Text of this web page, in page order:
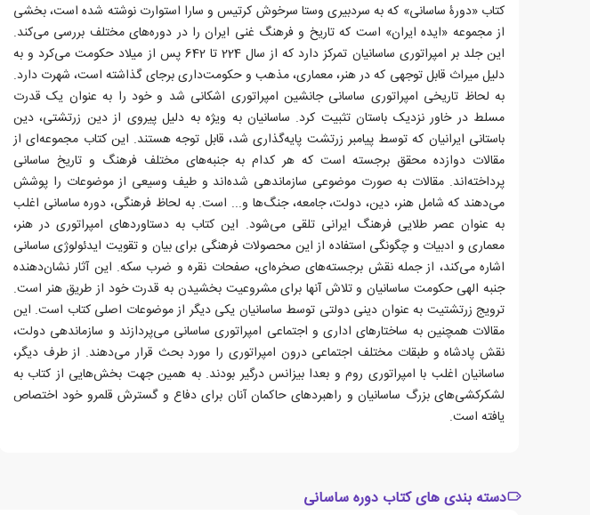
کتاب «دورۀ ساسانی» که به سردبیری وستا سرخوش کرتیس و سارا استوارت نوشته شده است، بخشی
از مجموعه «ایده ایران» است که تاریخ و فرهنگ غنی ایران را در دوره‌های مختلف بررسی می‌کند.
این جلد بر امپراتوری ساسانیان تمرکز دارد که از سال 224 تا 642 پس از میلاد حکومت می‌کرد و به
دلیل میراث قابل توجهی که در هنر، معماری، مذهب و حکومت‌داری برجای گذاشته است، شهرت دارد.
به لحاظ تاریخی امپراتوری ساسانی جانشین امپراتوری اشکانی شد و خود را به عنوان یک قدرت
مسلط در خاور نزدیک باستان تثبیت کرد. ساسانیان به ویژه به دلیل پیروی از دین زرتشتی، دین
باستانی ایرانیان که توسط پیامبر زرتشت پایه‌گذاری شد، قابل توجه هستند. این کتاب مجموعه‌ای از
مقالات دوازده محقق برجسته است که هر کدام به جنبه‌های مختلف فرهنگ و تاریخ ساسانی
پرداخته‌اند. مقالات به صورت موضوعی سازماندهی شده‌اند و طیف وسیعی از موضوعات را پوشش
می‌دهند که شامل هنر، دین، دولت، جامعه، جنگ‌ها و... است. به لحاظ فرهنگی، دوره ساسانی اغلب
به عنوان عصر طلایی فرهنگ ایرانی تلقی می‌شود. این کتاب به دستاوردهای امپراتوری در هنر،
معماری و ادبیات و چگونگی استفاده از این محصولات فرهنگی برای بیان و تقویت ایدئولوژی ساسانی
اشاره می‌کند، از جمله نقش برجسته‌های صخره‌ای، صفحات نقره و ضرب سکه. این آثار نشان‌دهنده
جنبه الهی حکومت ساسانیان و تلاش آنها برای مشروعیت بخشیدن به قدرت خود از طریق هنر است.
ترویج زرتشتیت به عنوان دینی دولتی توسط ساسانیان یکی دیگر از موضوعات اصلی کتاب است. این
مقالات همچنین به ساختارهای اداری و اجتماعی امپراتوری ساسانی می‌پردازند و سازماندهی دولت،
نقش پادشاه و طبقات مختلف اجتماعی درون امپراتوری را مورد بحث قرار می‌دهند. از طرف دیگر،
ساسانیان اغلب با امپراتوری روم و بعدا بیزانس درگیر بودند. به همین جهت بخش‌هایی از کتاب به
لشکرکشی‌های بزرگ ساسانیان و راهبردهای حاکمان آنان برای دفاع و گسترش قلمرو خود اختصاص
یافته است.
دسته بندی های کتاب دوره ساسانی